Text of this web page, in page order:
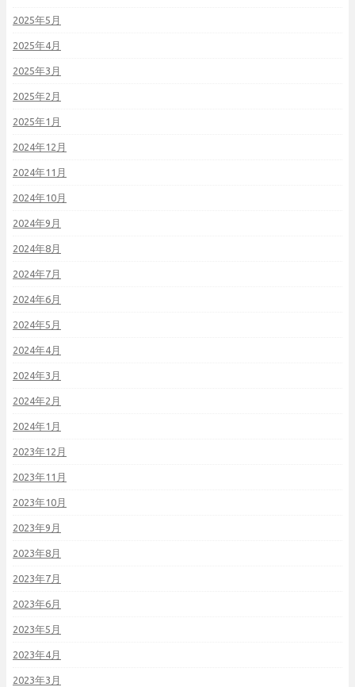
2025年5月
2025年4月
2025年3月
2025年2月
2025年1月
2024年12月
2024年11月
2024年10月
2024年9月
2024年8月
2024年7月
2024年6月
2024年5月
2024年4月
2024年3月
2024年2月
2024年1月
2023年12月
2023年11月
2023年10月
2023年9月
2023年8月
2023年7月
2023年6月
2023年5月
2023年4月
2023年3月